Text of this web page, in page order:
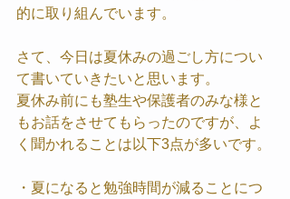
的に取り組んでいます。
さて、今日は夏休みの過ごし方につい
て書いていきたいと思います。
夏休み前にも塾生や保護者のみな様と
もお話をさせてもらったのですが、よ
く聞かれることは以下3点が多いです。
・夏になると勉強時間が減ることにつ